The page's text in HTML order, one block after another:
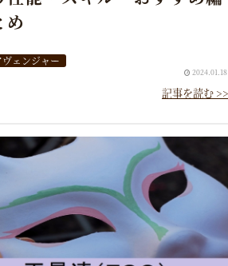
め
2024.01.18
ヴェンジャー